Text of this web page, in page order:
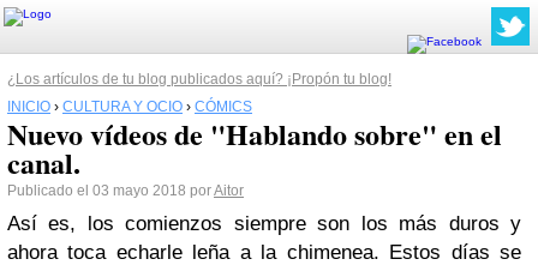
¿Los artículos de tu blog publicados aquí? ¡Propón tu blog!
INICIO › CULTURA Y OCIO › CÓMICS
Nuevo vídeos de "Hablando sobre" en el
canal.
Publicado el 03 mayo 2018 porAitor
Así es, los comienzos siempre son los más duros y
ahora toca echarle leña a la chimenea. Estos días se